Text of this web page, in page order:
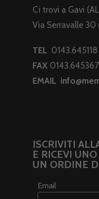
Ci trovi a Gavi
Via Serravalle 30
TEL 0143.645118
FAX 0143.645367
EMAIL
ISCRIVITI
E RICEVI
UN ORDINE
Email